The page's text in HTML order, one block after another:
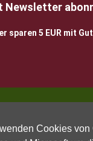
Cookies von
Newsletter
sparen 5 EUR mit
Alle